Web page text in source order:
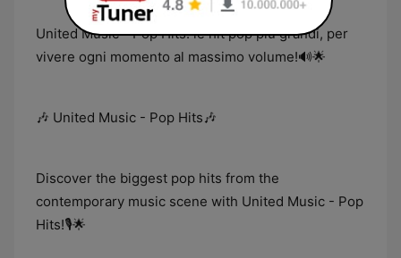
United Music - Pop Hits: le hit pop più grandi, per
vivere ogni momento al massimo volume!🔊🌟
🎶 United Music - Pop Hits🎶
Discover the biggest pop hits from the
contemporary music scene with United Music - Pop
Hits!🎙️🌟